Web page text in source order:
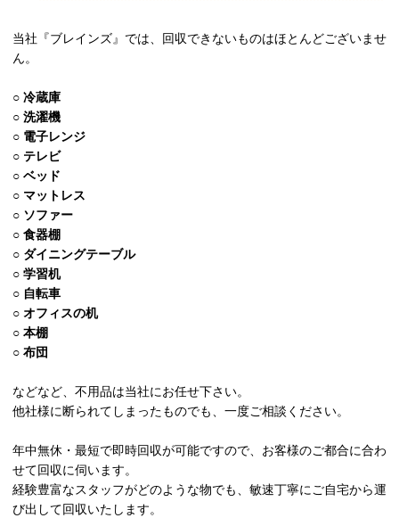
当社『ブレインズ』では、回収できないものはほとんどございませ
ん。
○ 冷蔵庫
○ 洗濯機
○ 電子レンジ
○ テレビ
○ ベッド
○ マットレス
○ ソファー
○ 食器棚
○ ダイニングテーブル
○ 学習机
○ 自転車
○ オフィスの机
○ 本棚
○ 布団
などなど、不用品は当社にお任せ下さい。
他社様に断られてしまったものでも、一度ご相談ください。
年中無休・最短で即時回収が可能ですので、お客様のご都合に合わ
せて回収に伺います。
経験豊富なスタッフがどのような物でも、敏速丁寧にご自宅から運
び出して回収いたします。